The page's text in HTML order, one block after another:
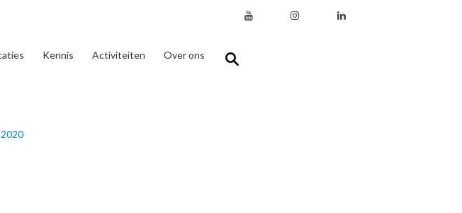
Kennis Activiteiten Over ons